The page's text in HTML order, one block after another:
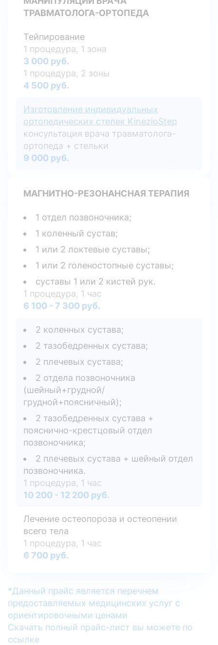
ТРАВМАТОЛОГА-ОРТОПЕДА
Тейпирование
1 процедура, 1 зона
3 000 руб.
1 процедура, 2 зоны
4 500 руб.
Изготовление индивидуальных
ортопедических стелек KinezioStep
консультация врача травматолога-
ортопеда + стельки
9 000 руб.
МАГНИТНО-РЕЗОНАНСНАЯ ТЕРАПИЯ
1 отдел позвоночника;
1 коленный сустав;
1 или 2 локтевые суставы;
1 или 2 голеностопные суставы;
суставы 1 или 2 кистей рук.
1 процедура, 1 час
6 100 - 7 300 руб.
2 коленных сустава;
2 тазобедренных сустава;
2 плечевых сустава;
2 отдела позвоночника
(шейный+грудной/
грудной+поясничный);
2 тазобедренных сустава +
пояснично-крестцовый отдел
позвоночника;
2 плечевых сустава + шейный отдел
позвоночника.
1 процедура, 1 час
10 200 - 12 200 руб.
Лечение остеопороза и остеопении
всего тела
1 процедура, 1 час
6 700 руб.
*Данный прайс является перечнем
предоставляемых медицинских услуг с
ориентировочными ценами
Скачать полный прайс-лист вы можете по
ссылке